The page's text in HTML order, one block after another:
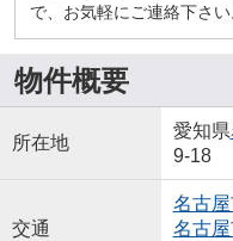
で、お気軽にご連絡下さい
物件概要
所在地
愛知県
9-18
交通
名古
名古